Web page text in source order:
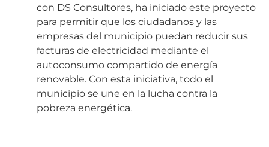
con DS Consultores, ha iniciado este proyecto
para permitir que los ciudadanos y las
empresas del municipio puedan reducir sus
facturas de electricidad mediante el
autoconsumo compartido de energía
renovable. Con esta iniciativa, todo el
municipio se une en la lucha contra la
pobreza energética.